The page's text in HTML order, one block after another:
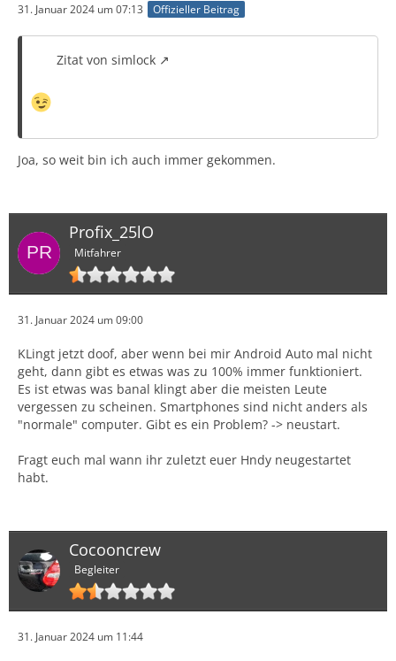
31. Januar 2024 um 07:13 Offizieller Beitrag
Zitat von simlock
Joa, so weit bin ich auch immer gekommen.
Profix_25lO
Mitfahrer
31. Januar 2024 um 09:00
KLingt jetzt doof, aber wenn bei mir Android Auto mal nicht
geht, dann gibt es etwas was zu 100% immer funktioniert.
Es ist etwas was banal klingt aber die meisten Leute
vergessen zu scheinen. Smartphones sind nicht anders als
"normale" computer. Gibt es ein Problem? -> neustart.
Fragt euch mal wann ihr zuletzt euer Hndy neugestartet
habt.
Cocooncrew
Begleiter
31. Januar 2024 um 11:44